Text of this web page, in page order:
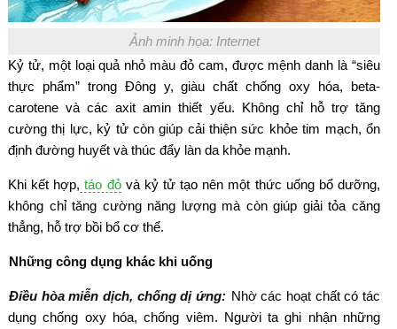
Ảnh minh họa: Internet
Kỷ tử, một loại quả nhỏ màu đỏ cam, được mệnh danh là “siêu
thực phẩm” trong Đông y, giàu chất chống oxy hóa, beta-
carotene và các axit amin thiết yếu. Không chỉ hỗ trợ tăng
cường thị lực, kỷ tử còn giúp cải thiện sức khỏe tim mạch, ổn
định đường huyết và thúc đẩy làn da khỏe mạnh.
Khi kết hợp, táo đỏvà kỷ tử tạo nên một thức uống bổ dưỡng,
không chỉ tăng cường năng lượng mà còn giúp giải tỏa căng
thẳng, hỗ trợ bồi bổ cơ thể.
Những công dụng khác khi uống
Điều hòa miễn dịch, chống dị ứng: Nhờ các hoạt chất có tác
dụng chống oxy hóa, chống viêm. Người ta ghi nhận những